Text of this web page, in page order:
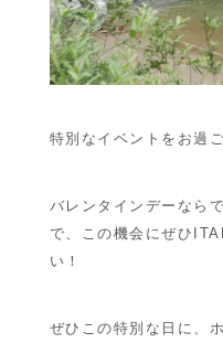
特別なイベントをお過
バレンタインデーなら
で、この機会にぜひ
い！
ぜひこの特別な日に、